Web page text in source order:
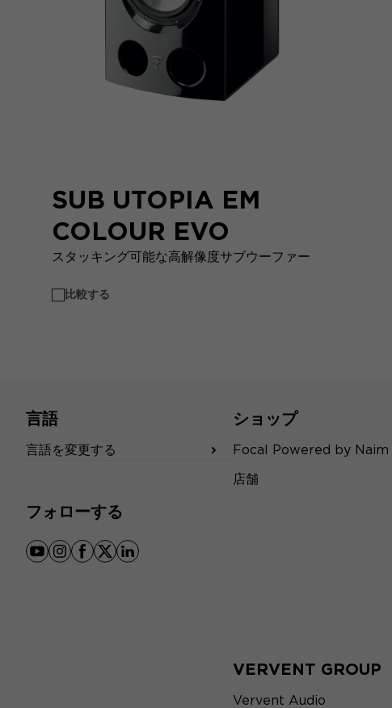
SUB UTOPIA EM
COLOUR EVO
スタッキング可能な高解像度サブウーファー
比較する
言語
言語を変更する
フォローする
youtube
instagram
facebook
x linkedin
ショップ
Focal Powered by Naim
店舗
VERVENT GROUP
Vervent Audio